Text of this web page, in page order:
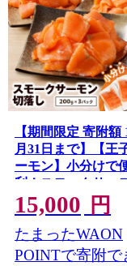
【期間限定 寄附額
月31日まで】【王
ーモン】小分けで
利！スモークサー
切落し 200g×3パッ
（計600g）
15,000 円
たまったWAON
POINTで寄附で